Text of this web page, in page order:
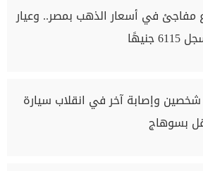
مفاجئ في أسعار الذهب بمصر.. وعيار
وإصابة آخر في انقلاب سيارة
بسوهاج